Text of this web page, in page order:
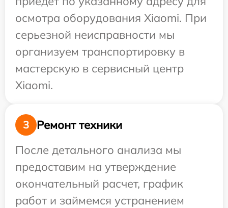
осмотра оборудования Xiaomi. При
серьезной неисправности мы
организуем транспортировку в
мастерскую в сервисный центр
Xiaomi.
3
Ремонт техники
После детального анализа мы
предоставим на утверждение
окончательный расчет, график
работ и займемся устранением